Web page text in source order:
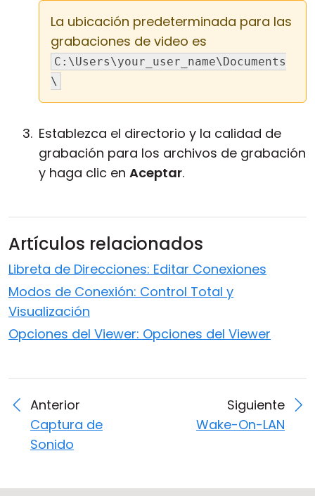
La ubicación predeterminada para las
grabaciones de video es
C:\Users\your_user_name\Documents
\
Establezca el directorio y la calidad de
grabación para los archivos de grabación
y haga clic en Aceptar.
Artículos relacionados
Libreta de Direcciones: Editar Conexiones
Modos de Conexión: Control Total y
Visualización
Opciones del Viewer: Opciones del Viewer
Anterior
Captura de
Sonido
Siguiente
Wake-On-LAN